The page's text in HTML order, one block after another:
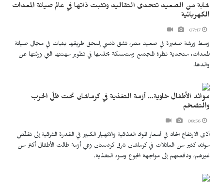
شابة من الصعيد تتحدى التقاليد وتثبت ذاتها في عالم صيانة المعدات
الكهربائية
وسط ورشة صغيرة في صعيد مصر، تشق نانسي إسحق طريقها بثبات في مجال صيانة
المعدات، متحدية نظرة المجتمع ومتمسكة بحلمها في تطوير مهنتها التي ورثتها عن
والدها.
موائد الأطفال خاوية... أزمة التغذية في كرماشان تحت ظلّ الحرب
والتضخم
أدّى الارتفاع الحاد في أسعار المواد الغذائية والانهيار الكبير في القدرة الشرائية إلى تقلّص
موائد كثير من العائلات في كرماشان شرق كردستان وهي أزمة طالت الأطفال أكثر من
غيرهم، ودفعتهم إلى مواجهة الجوع وسوء التغذية.